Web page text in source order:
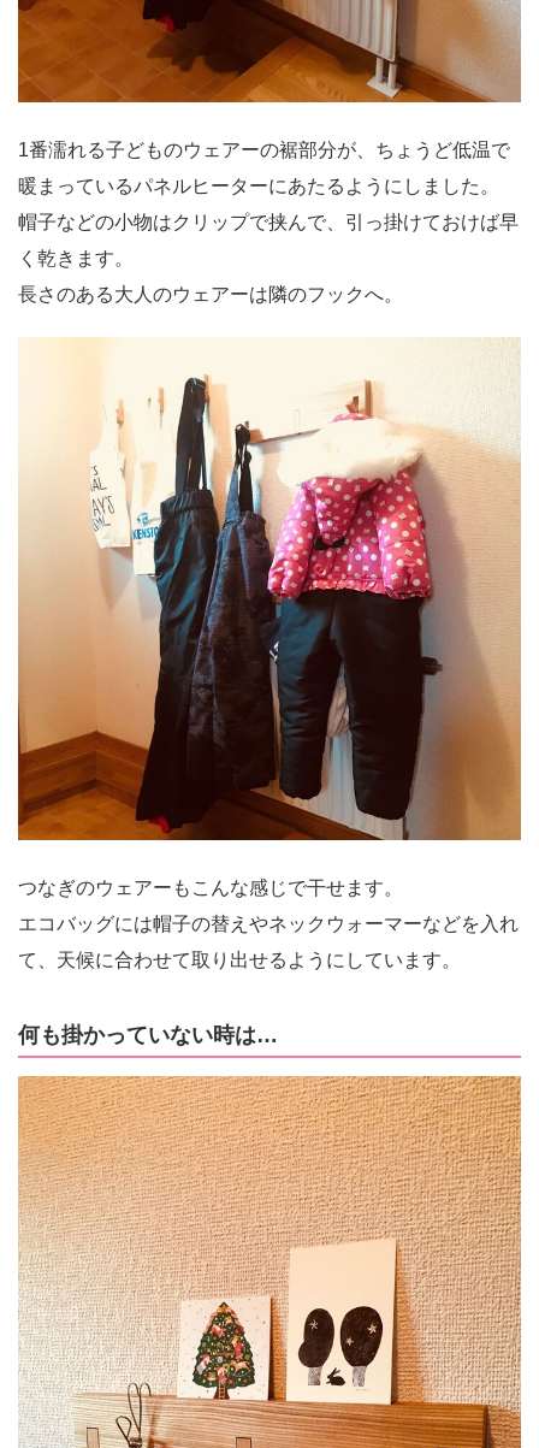
1番濡れる子どものウェアーの裾部分が、ちょうど低温で
暖まっているパネルヒーターにあたるようにしました。
帽子などの小物はクリップで挟んで、引っ掛けておけば早
く乾きます。
長さのある大人のウェアーは隣のフックへ。
つなぎのウェアーもこんな感じで干せます。
エコバッグには帽子の替えやネックウォーマーなどを入れ
て、天候に合わせて取り出せるようにしています。
何も掛かっていない時は…